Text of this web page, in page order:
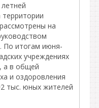
на
По итогам июня-
учреждениях
а в общей
и оздоровления
тыс. юных жителей